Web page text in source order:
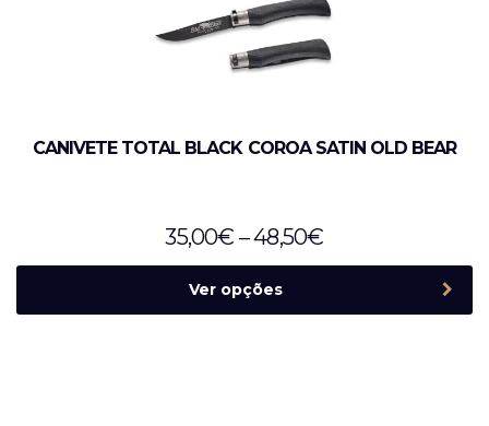
CANIVETE TOTAL BLACK COROA SATIN OLD BEAR
35,00€ –48,50€
Ver opções